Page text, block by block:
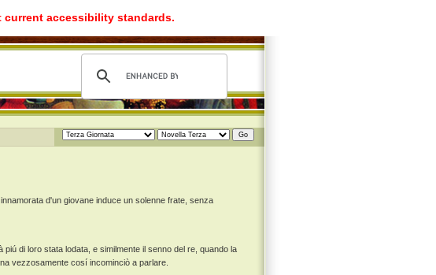
current accessibility standards.
d'un giovane induce un solenne frate, senza
di loro stata lodata, e similmente il senno del re, quando la
vezzosamente cosí incominciò a parlare.